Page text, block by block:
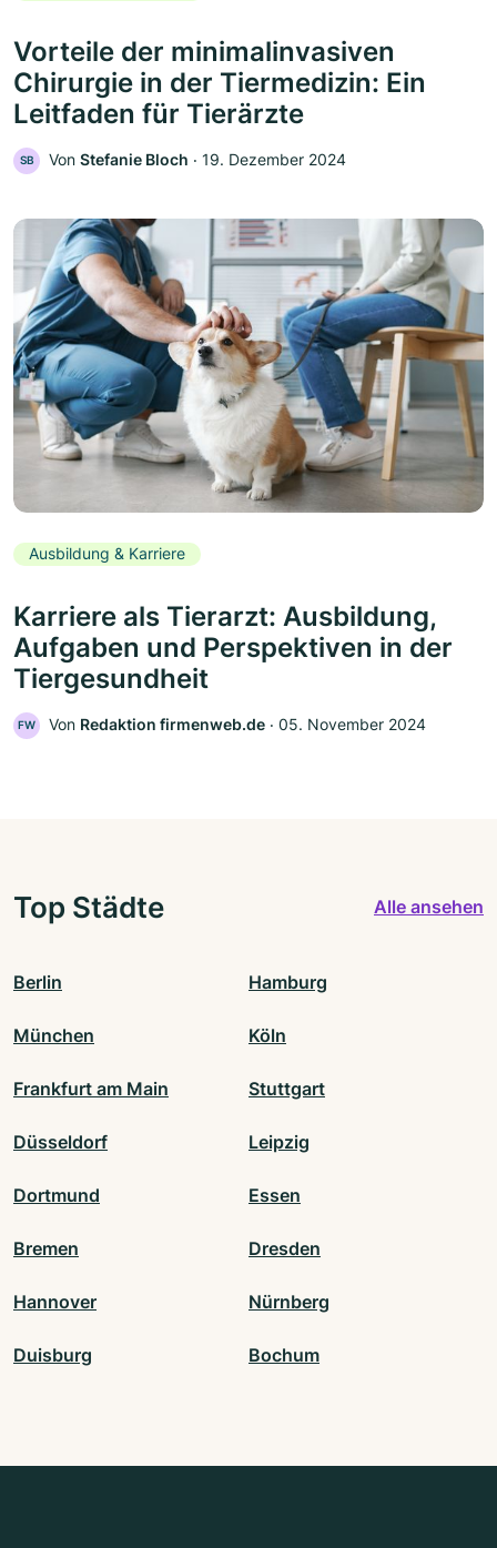
Vorteile der minimalinvasiven
Chirurgie in der Tiermedizin: Ein
Leitfaden für Tierärzte
SB Von Stefanie Bloch ‧ 19. Dezember 2024
Ausbildung & Karriere
Karriere als Tierarzt: Ausbildung,
Aufgaben und Perspektiven in der
Tiergesundheit
FW Von Redaktion firmenweb.de ‧ 05. November 2024
Top Städte Alle ansehen
Berlin Hamburg
München Köln
Frankfurt am Main Stuttgart
Düsseldorf Leipzig
Dortmund Essen
Bremen Dresden
Hannover Nürnberg
Duisburg Bochum